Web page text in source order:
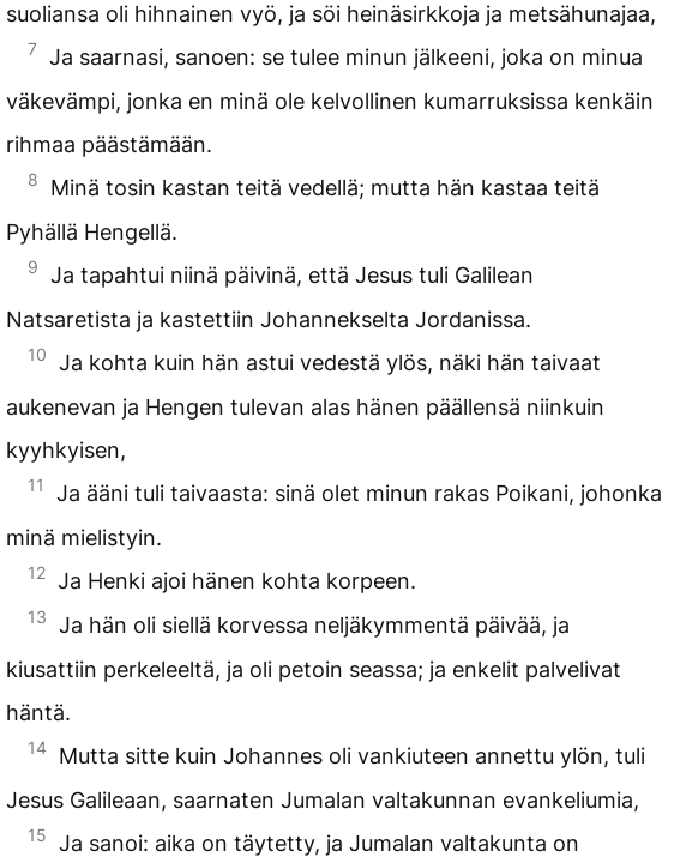
suoliansa oli hihnainen vyö, ja söi heinäsirkkoja ja metsähunajaa,
7 Ja saarnasi, sanoen: se tulee minun jälkeeni, joka on minua
väkevämpi, jonka en minä ole kelvollinen kumarruksissa kenkäin
rihmaa päästämään.
8
Minä tosin kastan teitä vedellä; mutta hän kastaa teitä
Pyhällä Hengellä.
9
Ja tapahtui niinä päivinä, että Jesus tuli Galilean
Natsaretista ja kastettiin Johannekselta Jordanissa.
10
Ja kohta kuin hän astui vedestä ylös, näki hän taivaat
aukenevan ja Hengen tulevan alas hänen päällensä niinkuin
kyyhkyisen,
11
Ja ääni tuli taivaasta: sinä olet minun rakas Poikani, johonka
minä mielistyin.
12 Ja Henki ajoi hänen kohta korpeen.
13
Ja hän oli siellä korvessa neljäkymmentä päivää, ja
kiusattiin perkeleeltä, ja oli petoin seassa; ja enkelit palvelivat
häntä.
14
Mutta sitte kuin Johannes oli vankiuteen annettu ylön, tuli
Jesus Galileaan, saarnaten Jumalan valtakunnan evankeliumia,
15
Ja sanoi: aika on täytetty, ja Jumalan valtakunta on